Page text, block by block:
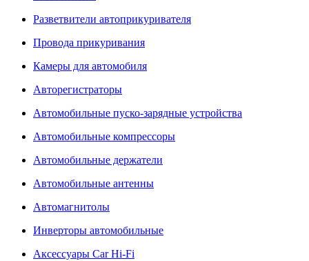
Разветвители автоприкуривателя
Провода прикуривания
Камеры для автомобиля
Авторегистраторы
Автомобильные пуско-зарядные устройства
Автомобильные компрессоры
Автомобильные держатели
Автомобильные антенны
Автомагнитолы
Инверторы автомобильные
Аксессуары Car Hi-Fi